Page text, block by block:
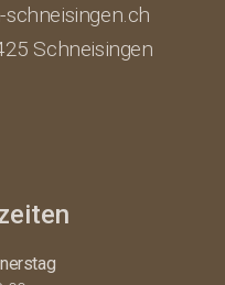
Schneisingen